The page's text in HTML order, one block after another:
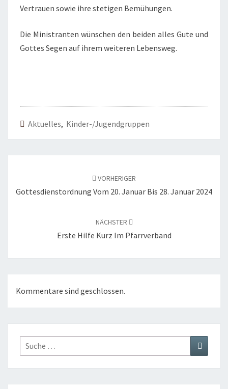
Vertrauen sowie ihre stetigen Bemühungen.
Die Ministranten wünschen den beiden alles Gute und
Gottes Segen auf ihrem weiteren Lebensweg.
Aktuelles, Kinder-/Jugendgruppen
VORHERIGER
Gottesdienstordnung Vom 20. Januar Bis 28. Januar 2024
NÄCHSTER
Erste Hilfe Kurz Im Pfarrverband
Kommentare sind geschlossen.
Suche
nach:
Suchen